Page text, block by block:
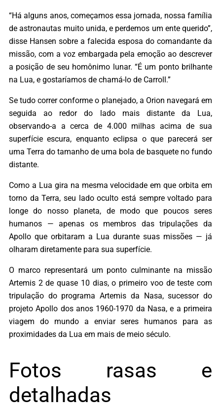
“Há alguns anos, começamos essa jornada, nossa família
de astronautas muito unida, e perdemos um ente querido”,
disse Hansen sobre a falecida esposa do comandante da
missão, com a voz embargada pela emoção ao descrever
a posição de seu homônimo lunar. “É um ponto brilhante
na Lua, e gostaríamos de chamá-lo de Carroll.”
Se tudo correr conforme o planejado, a Orion navegará em
seguida ao redor do lado mais distante da Lua,
observando-a a cerca de 4.000 milhas acima de sua
superfície escura, enquanto eclipsa o que parecerá ser
uma Terra do tamanho de uma bola de basquete no fundo
distante.
Como a Lua gira na mesma velocidade em que orbita em
torno da Terra, seu lado oculto está sempre voltado para
longe do nosso planeta, de modo que poucos seres
humanos — apenas os membros das tripulações da
Apollo que orbitaram a Lua durante suas missões — já
olharam diretamente para sua superfície.
O marco representará um ponto culminante na missão
Artemis 2 de quase 10 dias, o primeiro voo de teste com
tripulação do programa Artemis da Nasa, sucessor do
projeto Apollo dos anos 1960-1970 da Nasa, e a primeira
viagem do mundo a enviar seres humanos para as
proximidades da Lua em mais de meio século.
Fotos rasas e
detalhadas